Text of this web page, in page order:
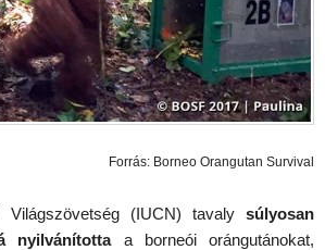
Forrás: Borneo Orangutan Survival
Világszövetség (IUCN) tavaly súlyosan
nyilvánítottaa borneói orángutánokat,